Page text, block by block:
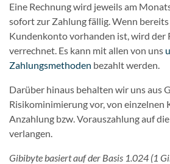
Eine Rechnung wird jeweils am
sofort zur Zahlung fällig. Wenn
Kundenkonto vorhanden ist, wird der
verrechnet. Es kann mit allen von uns
Zahlungsmethoden bezahlt werden.
Darüber hinaus behalten wir uns aus
Risikominimierung vor, von einzelnen
Anzahlung bzw. Vorauszahlung auf
verlangen.
Gibibyte basiert auf der Basis 1.024 (1